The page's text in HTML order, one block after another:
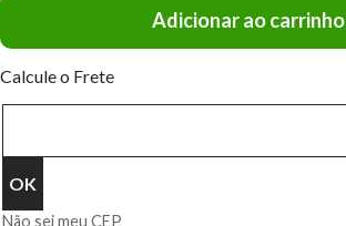
Adicionar ao carrinho
Calcule o Frete
Não sei meu CEP